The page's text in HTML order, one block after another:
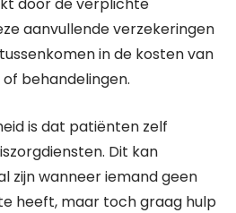
aanvullende verzekeringen
in de kosten van
behandelingen.
is dat patiënten zelf
Dit kan
zijn wanneer iemand geen
heeft, maar toch graag hulp